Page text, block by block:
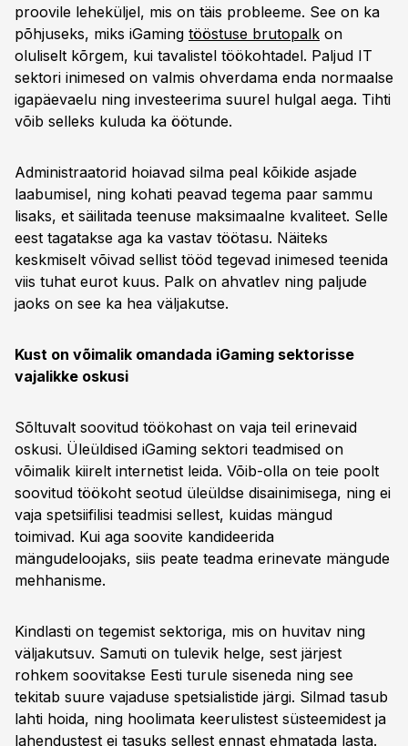
proovile leheküljel, mis on täis probleeme. See on ka
põhjuseks, miks iGaming tööstuse brutopalk on
oluliselt kõrgem, kui tavalistel töökohtadel. Paljud IT
sektori inimesed on valmis ohverdama enda normaalse
igapäevaelu ning investeerima suurel hulgal aega. Tihti
võib selleks kuluda ka öötunde.
Administraatorid hoiavad silma peal kõikide asjade
laabumisel, ning kohati peavad tegema paar sammu
lisaks, et säilitada teenuse maksimaalne kvaliteet. Selle
eest tagatakse aga ka vastav töötasu. Näiteks
keskmiselt võivad sellist tööd tegevad inimesed teenida
viis tuhat eurot kuus. Palk on ahvatlev ning paljude
jaoks on see ka hea väljakutse.
Kust on võimalik omandada iGaming sektorisse
vajalikke oskusi
Sõltuvalt soovitud töökohast on vaja teil erinevaid
oskusi. Üleüldised iGaming sektori teadmised on
võimalik kiirelt internetist leida. Võib-olla on teie poolt
soovitud töökoht seotud üleüldse disainimisega, ning ei
vaja spetsiifilisi teadmisi sellest, kuidas mängud
toimivad. Kui aga soovite kandideerida
mängudeloojaks, siis peate teadma erinevate mängude
mehhanisme.
Kindlasti on tegemist sektoriga, mis on huvitav ning
väljakutsuv. Samuti on tulevik helge, sest järjest
rohkem soovitakse Eesti turule siseneda ning see
tekitab suure vajaduse spetsialistide järgi. Silmad tasub
lahti hoida, ning hoolimata keerulistest süsteemidest ja
lahendustest ei tasuks sellest ennast ehmatada lasta.